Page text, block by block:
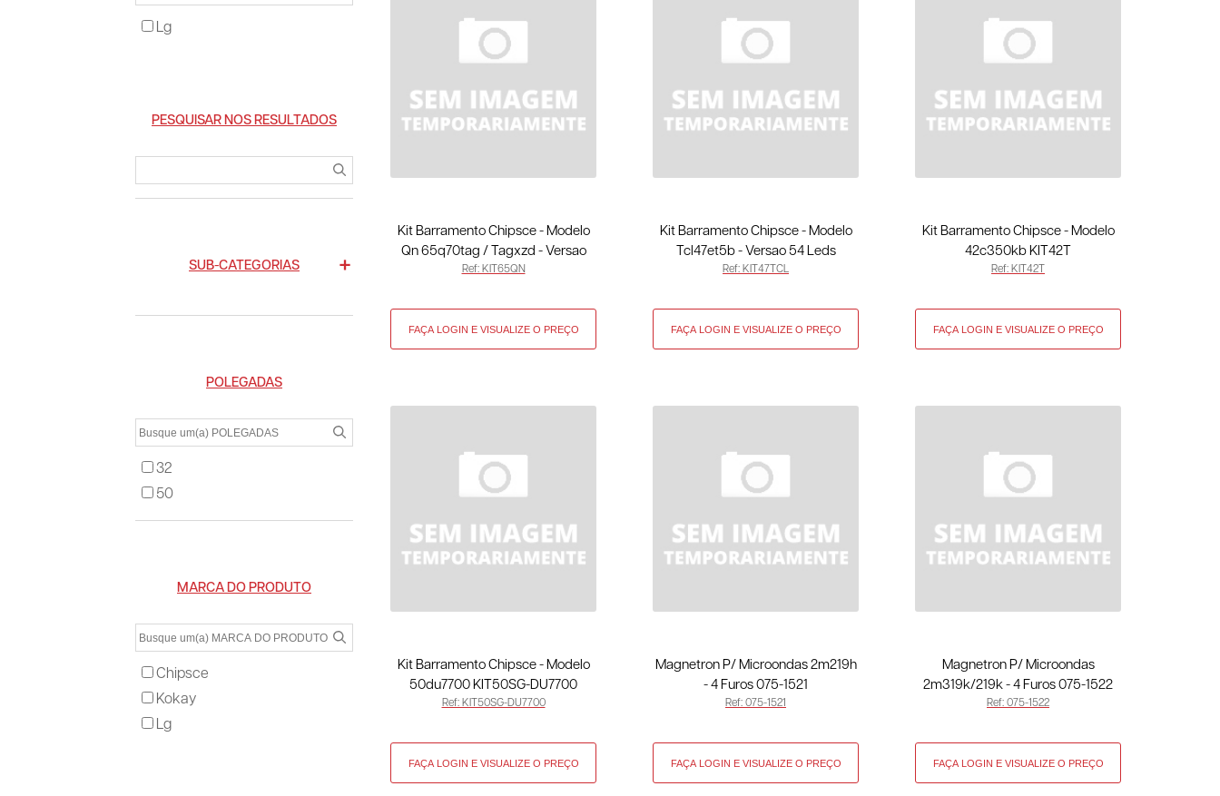
Lg
PESQUISAR NOS RESULTADOS
SUB-CATEGORIAS
POLEGADAS
32
50
MARCA DO PRODUTO
Chipsce
Kokay
Lg
Kit Barramento Chipsce - Modelo
Qn 65q70tag / Tagxzd - Versao
Tag KIT65QN
Ref: KIT65QN
Kit Barramento Chipsce - Modelo
Tcl47et5b - Versao 54 Leds
KIT47TCL
Ref: KIT47TCL
Kit Barramento Chipsce - Modelo
42c350kb KIT42T
Ref: KIT42T
Kit Barramento Chipsce - Modelo
50du7700 KIT50SG-DU7700
Ref: KIT50SG-DU7700
Magnetron P/ Microondas 2m219h
- 4 Furos 075-1521
Ref: 075-1521
Magnetron P/ Microondas
2m319k/219k - 4 Furos 075-1522
Ref: 075-1522